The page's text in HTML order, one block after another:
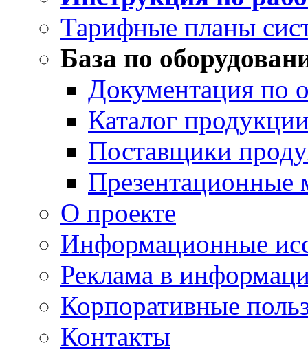
Тарифные планы
База по
Документация по
Каталог
Поставщики
Презентационные
О проекте
Информационные
Реклама в
Корпоративные
Контакты